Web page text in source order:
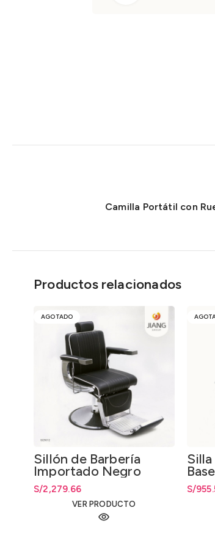
Camilla Portátil con
Productos relacionados
AGOTADO
Sillón de Barbería
Importado Negro
Jiang Group
Importado
S/2,279.66
VER PRODUCTO
S/